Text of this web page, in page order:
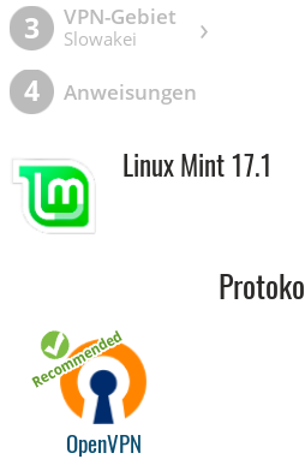
3 VPN-Gebiet
Slowakei ›
4 Anweisungen
Linux Mint 17.1
Protokoll
OpenVPN